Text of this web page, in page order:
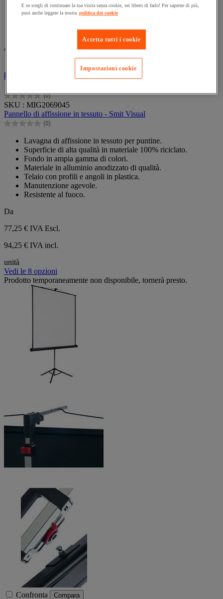
Pannello di affissione in tessuto - Smit Visual
(0)
0.0
su
5
stelle.
SKU : MIG2069045
Pannello di affissione in tessuto - Smit Visual
(0)
0.0
stelle.
Lavagna di affissione in tessuto per puntine.
Superficie di alta qualità in materiale 100% riciclato.
Fondo in ampia gamma di colori.
Materiale in alluminio anodizzato di qualità.
Telaio con profili e angoli in plastica.
Manutenzione agevole.
Resistente al fuoco.
Da
77,25 € IVA Escl.
94,25 € IVA incl.
unità
Vedi le 8 opzioni
Prodotto temporaneamente non disponibile, tornerà presto.
Confronta Compara
E se scegli di continuare la tua visita senza cookie, sei libero di farlo! Per saperne di più,
puoi anche leggere la nostra politica dei cookie
Accetta tutti i cookie
Impostazioni cookie